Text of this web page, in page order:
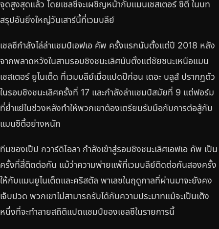
จุดสูงสุดแล้ว โดยเชลซีจะเผชิญหน้ากับแมนเชสเตอร์ ซิตี้ ในบท
สรุปอันยิ่งใหญ่วันเสาร์นี้ที่เวมบลีย์
เชลซีกำลังไล่ล่าแชมป์เอฟเอ คัพ ครั้งแรกนับตั้งแต่ปี 2018 หลัง
จากพลาดหวังในสามรอบชิงชนะเลิศนับตั้งแต่ชัยชนะเหนือแมน
เชสเตอร์ ยูไนเต็ด ที่เวมบลีย์เมื่อแปดปีก่อน เดอะ บลูส์ ปรากฏตัว
ในรอบชิงชนะเลิศครั้งที่ 17 และกำลังล่าแชมป์สมัยที่ 9 แต่ฟอร์ม
ที่ย่ำแย่ในช่วงหลังทำให้พวกเขาต้องเตรียมรับมือกับการต่อสู้กับ
แมนซิตี้อย่างหนัก
ทีมของเป๊ป กวาร์ดิโอลา กำลังเข้าสู่รอบชิงชนะเลิศเอฟเอ คัพ เป็น
ครั้งที่สี่ติดต่อกัน แม้ว่าความพ่ายแพ้ที่เวมบลีย์ติดต่อกันสองครั้ง
ให้กับแมนยูไนเต็ดและคริสตัล พาเลซในฤดูกาลที่ผ่านมาจะยังคง
เจ็บปวด พวกเขาไม่สามารถรับได้กับความประมาทแม้จะเป็นเต็ง
หนึ่งที่จะทำลายสถิติแปดแชมป์ของเชลซีในรายการนี้